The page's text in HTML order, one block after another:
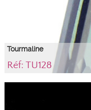
Tourmaline
Réf: TU128